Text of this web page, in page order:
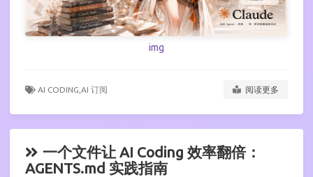
img
AI CODING, AI 订阅 阅读更多
一个文件让 AI Coding 效率翻倍：
AGENTS.md 实践指南